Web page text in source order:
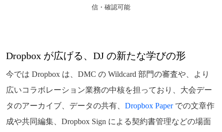
信・確認可能
Dropbox が広げる、DJ の新たな学びの形
今では Dropbox は、DMC の Wildcard 部門の審査や、より
広いコラボレーション業務の中核を担っており、大会デー
タのアーカイブ、データの共有、 Dropbox Paperでの文章作
成や共同編集、Dropbox Sign による契約書管理などの場面